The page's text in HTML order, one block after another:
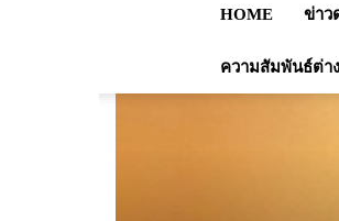
HOME ข่าว
ความสัมพันธ์ต่า